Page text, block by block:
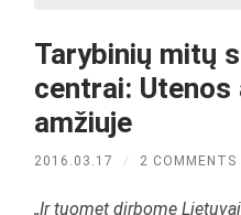
Tarybinių mitų
centrai:
amžiuje
2016.03.17 / 2 COMMENTS
„Ir tuomet dirbome